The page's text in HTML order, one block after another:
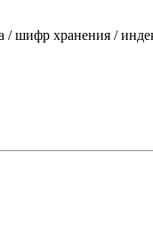
/ шифр хранения /